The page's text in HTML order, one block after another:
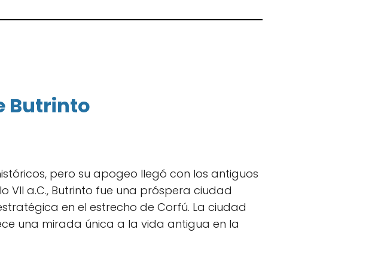
Butrinto
pero su apogeo llegó con los antiguos
VII a.C., Butrinto fue una próspera ciudad
en el estrecho de Corfú. La ciudad
una mirada única a la vida antigua en la